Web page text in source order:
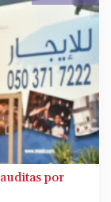
por